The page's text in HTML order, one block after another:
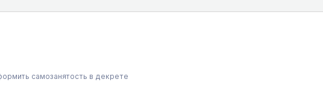
самозанятость в декрете